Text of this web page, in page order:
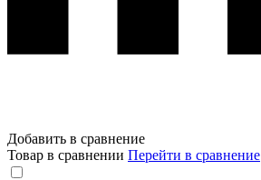
Добавить в сравнение
Товар в сравнении Перейти в сравнение